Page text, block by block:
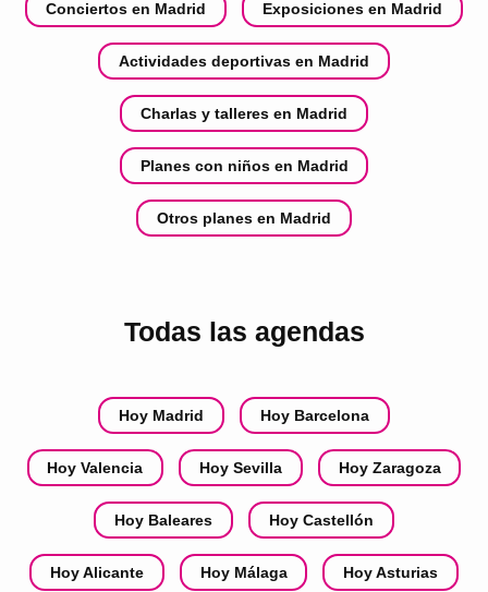
Conciertos en Madrid Exposiciones en Madrid
Actividades deportivas en Madrid
Charlas y talleres en Madrid
Planes con niños en Madrid
Otros planes en Madrid
Todas las agendas
Hoy Madrid Hoy Barcelona
Hoy Valencia Hoy Sevilla Hoy Zaragoza
Hoy Baleares Hoy Castellón
Hoy Alicante Hoy Málaga Hoy Asturias